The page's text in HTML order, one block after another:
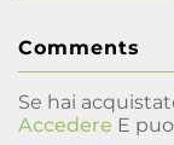
Comments
Se hai
Accedere E